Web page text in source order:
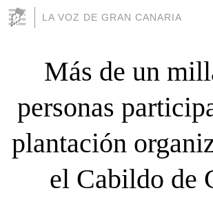
LA VOZ DE GRAN CANARIA
Más de un
personas
plantación
el Cabildo de